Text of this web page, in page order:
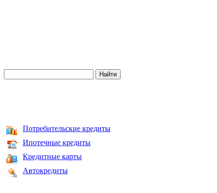
Потребительские кредиты
Ипотечные кредиты
Кредитные карты
Автокредиты